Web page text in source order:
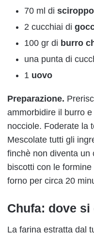
70 ml di
2 cucchiai di
100 gr di burro
una punta di
1 uovo
Preparazione.
ammorbidire il burro
nocciole. Foderate la
Mescolate tutti gli
finchè non diventa un
biscotti con le
forno per circa 20
Chufa: dove si
La farina estratta dal